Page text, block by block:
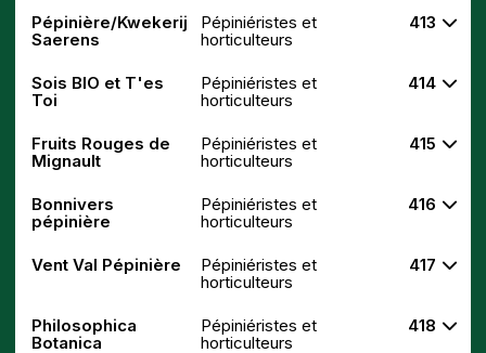
Pépinière/Kwekerij
Saerens
Pépiniéristes et
horticulteurs
413
Sois BIO et T'es
Toi
Pépiniéristes et
horticulteurs
414
Fruits Rouges de
Mignault
Pépiniéristes et
horticulteurs
415
Bonnivers
pépinière
Pépiniéristes et
horticulteurs
416
Vent Val Pépinière
Pépiniéristes et
horticulteurs
417
Philosophica
Botanica
Pépiniéristes et
horticulteurs
418